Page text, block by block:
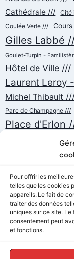
Pour offrir les
telles que les cookies
appareils. Le fait de
traiter des données
uniques sur ce site. Le
consentement peut
et fonctions.
Cathédrale /// Cité
Coulée Verte ///
Gilles Labbé
Goulet-Turpin -
Hôtel de Ville ///
Laurent Leroy
Michel Thibault ///
Parc de Champagne ///
Place d'Erlon
Place de la République ///
Place du Forum/
Rue Buirette /// Rue
Rue Cérès /// Rue de
Rue de Vesle ///
École ///